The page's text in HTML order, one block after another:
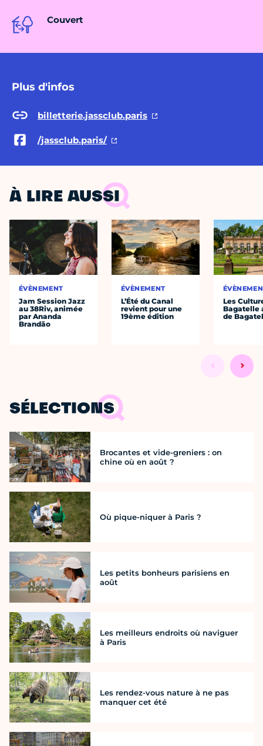
Couvert
Plus d'infos
billetterie.jassclub.paris
/jassclub.paris/
À LIRE AUSSI
ÉVÈNEMENT
Jam Session Jazz
au 38Riv, animée
par Ananda
Brandão
ÉVÈNEMENT
L’Été du Canal
revient pour une
19ème édition
Les
Bagatelle
de
SÉLECTIONS
Brocantes et vide-greniers : on
chine où en août ?
Où pique-niquer à Paris ?
Les petits bonheurs parisiens en
août
Les meilleurs endroits où naviguer
à Paris
Les rendez-vous nature à ne pas
manquer cet été